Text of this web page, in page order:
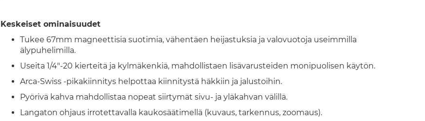
Keskeiset ominaisuudet
Tukee 67mm magneettisia suotimia, vähentäen heijastuksia ja valovuotoja useimmilla
älypuhelimilla.
Useita 1/4"-20 kierteitä ja kylmäkenkiä, mahdollistaen lisävarusteiden monipuolisen käytön.
Arca-Swiss -pikakiinnitys helpottaa kiinnitystä häkkiin ja jalustoihin.
Pyörivä kahva mahdollistaa nopeat siirtymät sivu- ja yläkahvan välillä.
Langaton ohjaus irrotettavalla kaukosäätimellä (kuvaus, tarkennus, zoomaus).